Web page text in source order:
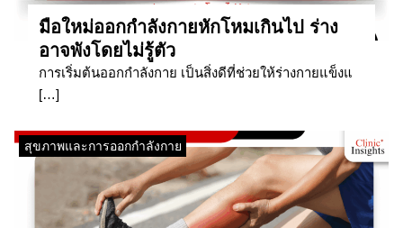
มือใหม่ออกกำลังกายหักโหมเกินไป ร่าง
อาจพังโดยไม่รู้ตัว
การเริ่มต้นออกกำลังกาย เป็นสิ่งดีที่ช่วยให้ร่างกายแข็งแ
[…]
สุขภาพและการออกกำลังกาย